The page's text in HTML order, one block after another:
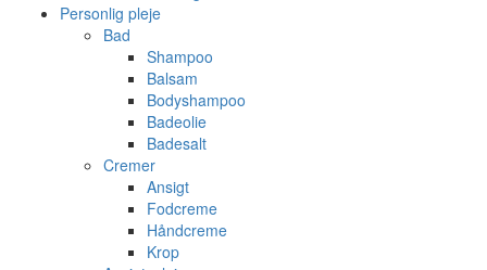
Personlig pleje
Bad
Shampoo
Balsam
Bodyshampoo
Badeolie
Badesalt
Cremer
Ansigt
Fodcreme
Håndcreme
Krop